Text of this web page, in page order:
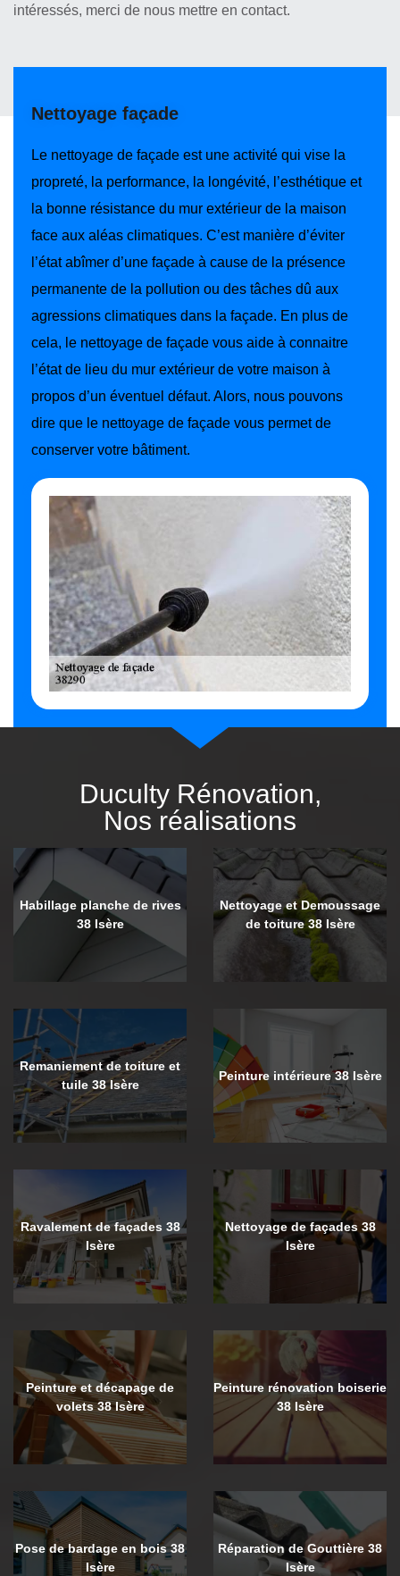
intéressés, merci de nous mettre en contact.
Nettoyage façade
Le nettoyage de façade est une activité qui vise la
propreté, la performance, la longévité, l’esthétique et
la bonne résistance du mur extérieur de la maison
face aux aléas climatiques. C’est manière d’éviter
l’état abîmer d’une façade à cause de la présence
permanente de la pollution ou des tâches dû aux
agressions climatiques dans la façade. En plus de
cela, le nettoyage de façade vous aide à connaitre
l’état de lieu du mur extérieur de votre maison à
propos d’un éventuel défaut. Alors, nous pouvons
dire que le nettoyage de façade vous permet de
conserver votre bâtiment.
Duculty Rénovation,
Nos réalisations
Habillage planche de rives
38 Isère
Nettoyage et Demoussage
de toiture 38 Isère
Remaniement de toiture et
tuile 38 Isère
Peinture intérieure 38 Isère
Ravalement de façades 38
Isère
Nettoyage de façades 38
Isère
Peinture et décapage de
volets 38 Isère
Peinture rénovation boiserie
38 Isère
Pose de bardage en bois 38
Isère
Réparation de Gouttière 38
Isère